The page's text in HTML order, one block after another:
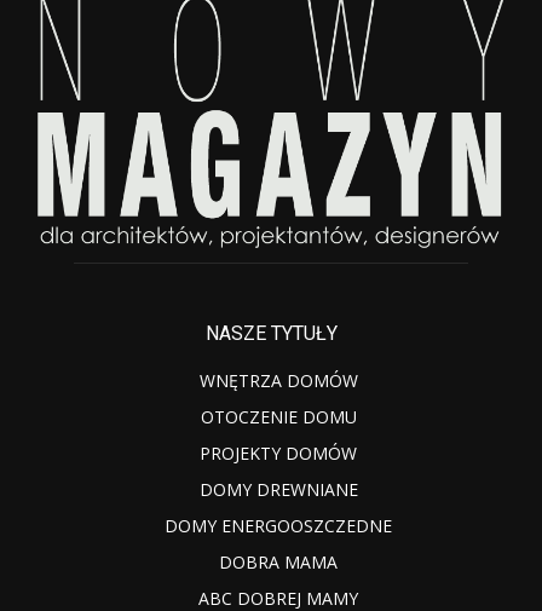
NASZE TYTUŁY
WNĘTRZA DOMÓW
OTOCZENIE DOMU
PROJEKTY DOMÓW
DOMY DREWNIANE
DOMY ENERGOOSZCZEDNE
DOBRA MAMA
ABC DOBREJ MAMY